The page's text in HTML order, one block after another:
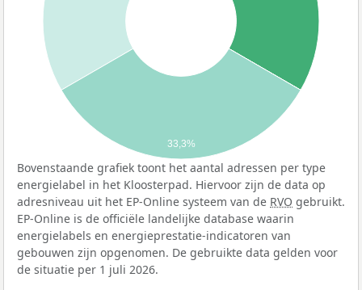
33,3%
Bovenstaande grafiek toont het aantal adressen per type
energielabel in het Kloosterpad. Hiervoor zijn de data op
adresniveau uit het EP-Online systeem van de RVO gebruikt.
EP-Online is de officiële landelijke database waarin
energielabels en energieprestatie-indicatoren van
gebouwen zijn opgenomen. De gebruikte data gelden voor
de situatie per 1 juli 2026.